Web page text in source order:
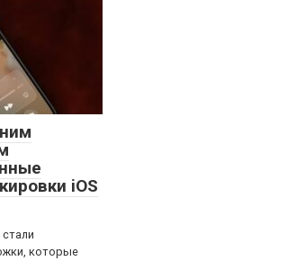
iOS
которые